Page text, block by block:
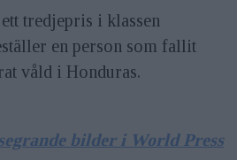
tredjepris i klassen
en person som fallit
våld i Honduras.
bilder i World Press